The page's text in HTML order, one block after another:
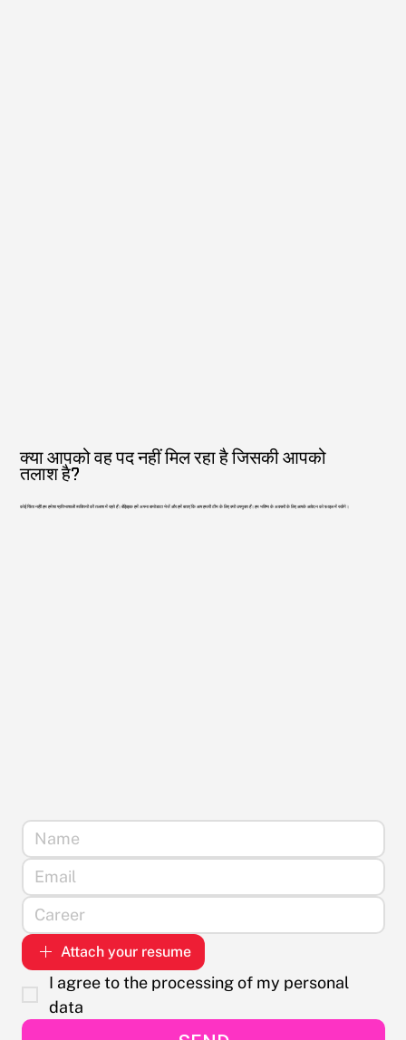
क्या आपको वह पद नहीं मिल रहा है जिसकी आपको
तलाश है?
कोई चिंता नहीं! हम हमेशा प्रतिभाशाली व्यक्तियों की तलाश में रहते हैं। बेझिझक हमें अपना बायोडाटा भेजें और हमें बताएं कि आप हमारी टीम के लिए क्यों उपयुक्त हैं। हम भविष्य के अवसरों के लिए आपके आवेदन को फ़ाइल में रखेंगे।
Attach your resume
I agree to the processing of my personal
data